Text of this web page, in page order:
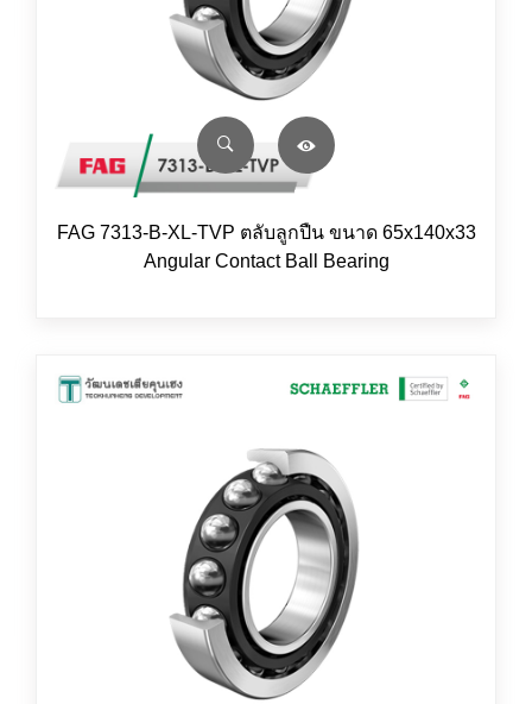
FAG 7313-B-XL-TVP ตลับลูกปืน ขนาด 65x140x33
Angular Contact Ball Bearing